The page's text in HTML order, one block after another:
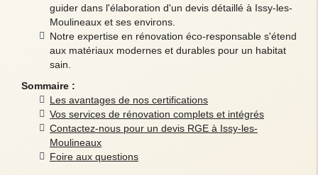
guider dans l'élaboration d'un devis détaillé à Issy-les-
Moulineaux et ses environs.
Notre expertise en rénovation éco-responsable s'étend
aux matériaux modernes et durables pour un habitat
sain.
Sommaire :
Les avantages de nos certifications
Vos services de rénovation complets et intégrés
Contactez-nous pour un devis RGE à Issy-les-
Moulineaux
Foire aux questions